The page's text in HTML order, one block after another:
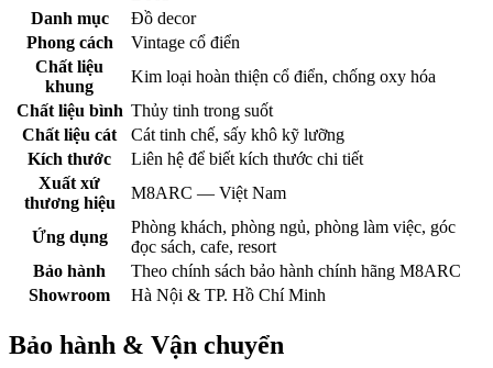
Danh mục
Đồ decor
Phong cách
Vintage cổ điển
Chất liệu
khung
Kim loại hoàn thiện cổ điển, chống oxy hóa
Chất liệu bình Thủy tinh trong suốt
Chất liệu cát
Cát tinh chế, sấy khô kỹ lưỡng
Kích thước
Liên hệ để biết kích thước chi tiết
Xuất xứ
thương hiệu
M8ARC — Việt Nam
Ứng dụng
Phòng khách, phòng ngủ, phòng làm việc, góc
đọc sách, cafe, resort
Bảo hành
Theo chính sách bảo hành chính hãng M8ARC
Showroom
Hà Nội & TP. Hồ Chí Minh
Bảo hành & Vận chuyển